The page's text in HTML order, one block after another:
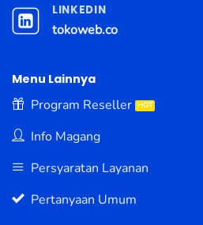
LINKEDIN
tokoweb.co
Menu Lainnya
Program Reseller
Info Magang
Persyaratan Layanan
Pertanyaan Umum